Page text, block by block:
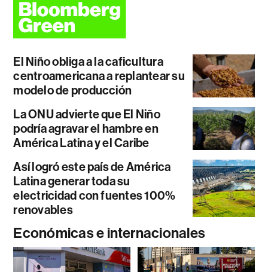
El Niño obliga a la caficultura
centroamericana a replantear su
modelo de producción
La ONU advierte que El Niño
podría agravar el hambre en
América Latina y el Caribe
Así logró este país de América
Latina generar toda su
electricidad con fuentes 100%
renovables
Económicas e internacionales